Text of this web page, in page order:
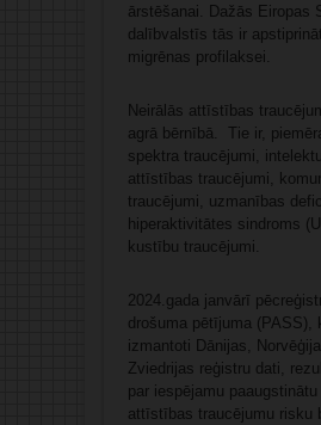
ārstēšanai. Dažās Eiropas
dalībvalstīs tās ir
migrēnas profilaksei.
Neirālās attīstības
agrā bērnībā. Tie ir,
spektra traucējumi,
attīstības traucējumi,
traucējumi, uzmanības
hiperaktivitātes sindroms
kustību traucējumi.
2024.gada janvārī
drošuma pētījuma (PASS),
izmantoti Dānijas,
Zviedrijas reģistru dati,
par iespējamu paaugstinātu
attīstības traucējumu risku